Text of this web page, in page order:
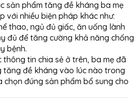
sản phẩm tăng đề kháng ba mẹ
với nhiều biện pháp khác như:
thao, ngủ đủ giấc, ăn uống lành
đủ để tăng cường khả năng chống
bệnh.
tin chia sẻ ở trên, ba mẹ đã
tăng đề kháng vào lúc nào trong
chọn đúng sản phẩm bổ sung cho